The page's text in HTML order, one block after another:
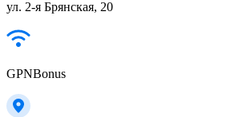
ул. 2-я Брянская, 20
GPNBonus